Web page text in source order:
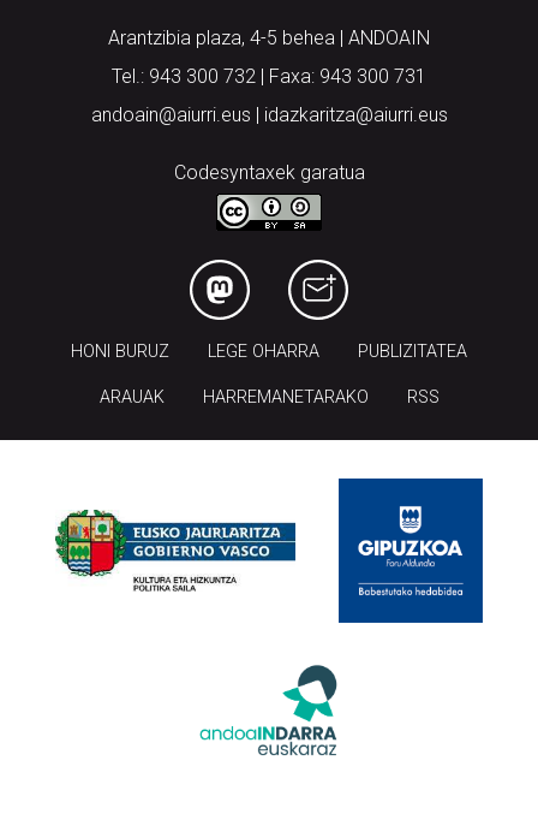
Arantzibia plaza, 4-5 behea | ANDOAIN
Tel.: 943 300 732 | Faxa: 943 300 731
andoain@aiurri.eus | idazkaritza@aiurri.eus
Codesyntaxek garatua
HONI BURUZ LEGE OHARRA PUBLIZITATEA
ARAUAK HARREMANETARAKO RSS